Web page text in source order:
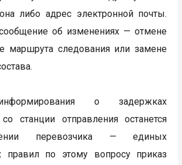
либо адрес электронной почты.
об изменениях — отмене
маршрута следования или замене
о задержках
станции отправления останется
перевозчика — единых
правил по этому вопросу приказ